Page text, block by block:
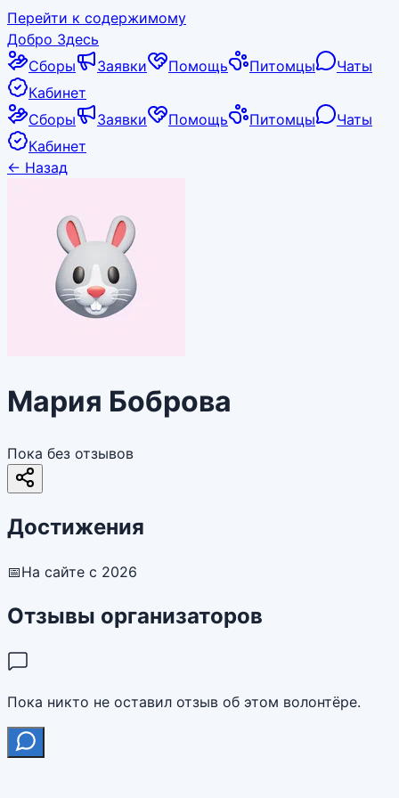
Перейти к содержимому
Добро Здесь
Сборы
Заявки Помощь Питомцы
Чаты
Кабинет
Сборы
Заявки Помощь Питомцы
Чаты
Кабинет
← Назад
Мария Боброва
Пока без отзывов
Достижения
📅На сайте с 2026
Отзывы организаторов
Пока никто не оставил отзыв об этом волонтёре.